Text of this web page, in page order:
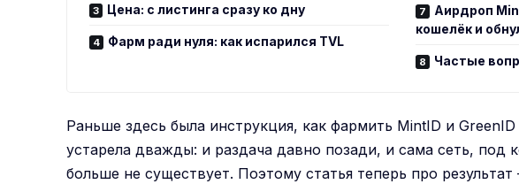
Цена: с листинга сразу ко дну
Фарм ради нуля: как испарился TVL
Аирдроп
кошелёк и
Частые
Раньше здесь была инструкция, как фармить MintID и
устарела дважды: и раздача давно позади, и сама сеть, под
больше не существует. Поэтому статья теперь про